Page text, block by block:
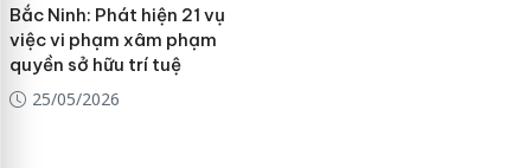
Bắc Ninh: Phát hiện 21 vụ
việc vi phạm xâm phạm
quyền sở hữu trí tuệ
25/05/2026